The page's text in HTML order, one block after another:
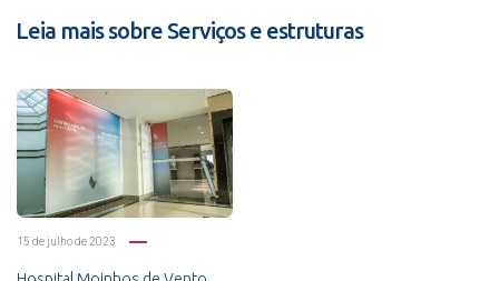
Leia mais sobre Serviços e estruturas
15 de julho de 2023